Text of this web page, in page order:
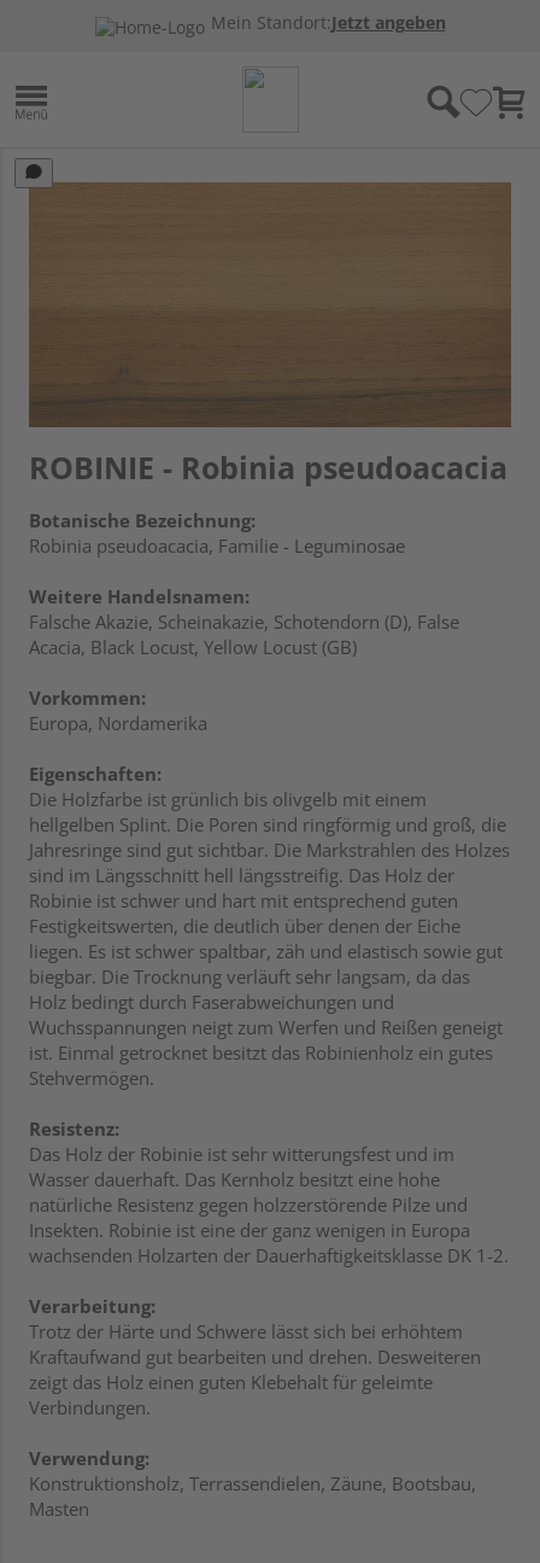
Mein Standort:Jetzt angeben
ROBINIE - Robinia pseudoacacia
Botanische Bezeichnung:
Robinia pseudoacacia, Familie - Leguminosae
Weitere Handelsnamen:
Falsche Akazie, Scheinakazie, Schotendorn (D), False
Acacia, Black Locust, Yellow Locust (GB)
Vorkommen:
Europa, Nordamerika
Eigenschaften:
Die Holzfarbe ist grünlich bis olivgelb mit einem
hellgelben Splint. Die Poren sind ringförmig und groß, die
Jahresringe sind gut sichtbar. Die Markstrahlen des Holzes
sind im Längsschnitt hell längsstreifig. Das Holz der
Robinie ist schwer und hart mit entsprechend guten
Festigkeitswerten, die deutlich über denen der Eiche
liegen. Es ist schwer spaltbar, zäh und elastisch sowie gut
biegbar. Die Trocknung verläuft sehr langsam, da das
Holz bedingt durch Faserabweichungen und
Wuchsspannungen neigt zum Werfen und Reißen geneigt
ist. Einmal getrocknet besitzt das Robinienholz ein gutes
Stehvermögen.
Resistenz:
Das Holz der Robinie ist sehr witterungsfest und im
Wasser dauerhaft. Das Kernholz besitzt eine hohe
natürliche Resistenz gegen holzzerstörende Pilze und
Insekten. Robinie ist eine der ganz wenigen in Europa
wachsenden Holzarten der Dauerhaftigkeitsklasse DK 1-2.
Verarbeitung:
Trotz der Härte und Schwere lässt sich bei erhöhtem
Kraftaufwand gut bearbeiten und drehen. Desweiteren
zeigt das Holz einen guten Klebehalt für geleimte
Verbindungen.
Verwendung:
Konstruktionsholz, Terrassendielen, Zäune, Bootsbau,
Masten